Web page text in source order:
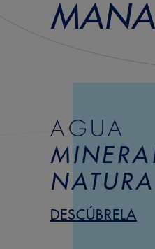
AGUA
DESCÚBRELA